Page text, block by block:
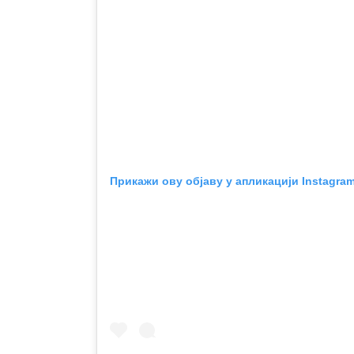
Прикажи ову објаву у апликацији